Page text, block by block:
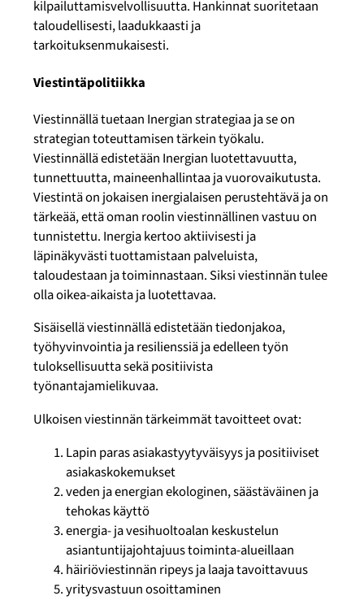
kilpailuttamisvelvollisuutta. Hankinnat suoritetaan
taloudellisesti, laadukkaasti ja
tarkoituksenmukaisesti.
Viestintäpolitiikka
Viestinnällä tuetaan Inergian strategiaa ja se on
strategian toteuttamisen tärkein työkalu.
Viestinnällä edistetään Inergian luotettavuutta,
tunnettuutta, maineenhallintaa ja vuorovaikutusta.
Viestintä on jokaisen inergialaisen perustehtävä ja on
tärkeää, että oman roolin viestinnällinen vastuu on
tunnistettu. Inergia kertoo aktiivisesti ja
läpinäkyvästi tuottamistaan palveluista,
taloudestaan ja toiminnastaan. Siksi viestinnän tulee
olla oikea-aikaista ja luotettavaa.
Sisäisellä viestinnällä edistetään tiedonjakoa,
työhyvinvointia ja resilienssiä ja edelleen työn
tuloksellisuutta sekä positiivista
työnantajamielikuvaa.
Ulkoisen viestinnän tärkeimmät tavoitteet ovat:
Lapin paras asiakastyytyväisyys ja positiiviset
asiakaskokemukset
veden ja energian ekologinen, säästäväinen ja
tehokas käyttö
energia- ja vesihuoltoalan keskustelun
asiantuntijajohtajuus toiminta-alueillaan
häiriöviestinnän ripeys ja laaja tavoittavuus
yritysvastuun osoittaminen